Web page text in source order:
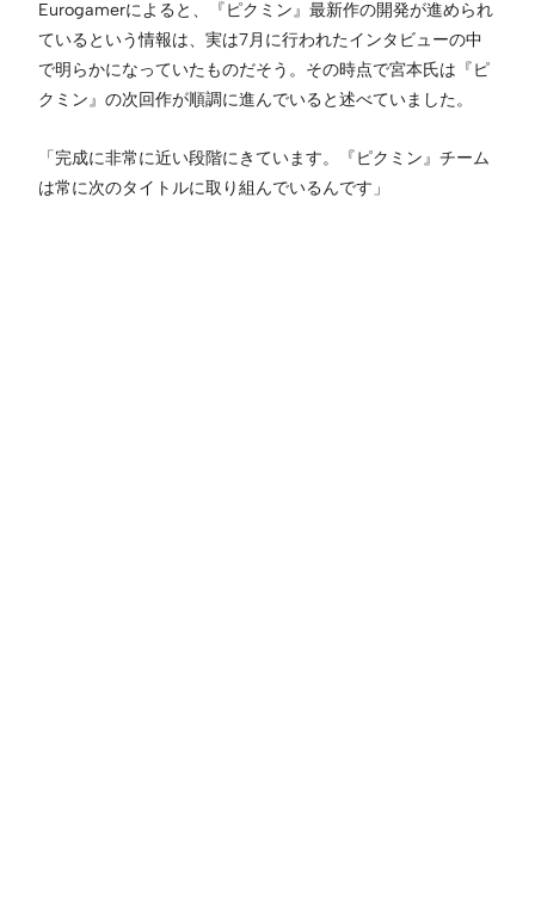
Eurogamerによると、『ピクミン』最新作の開発が進められ
ているという情報は、実は7月に行われたインタビューの中
で明らかになっていたものだそう。その時点で宮本氏は『ピ
クミン』の次回作が順調に進んでいると述べていました。
「完成に非常に近い段階にきています。『ピクミン』チーム
は常に次のタイトルに取り組んでいるんです」